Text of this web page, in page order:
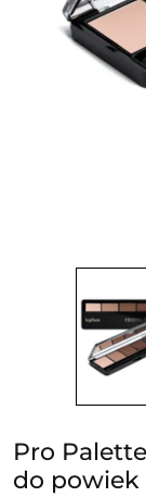
Pro
do powiek